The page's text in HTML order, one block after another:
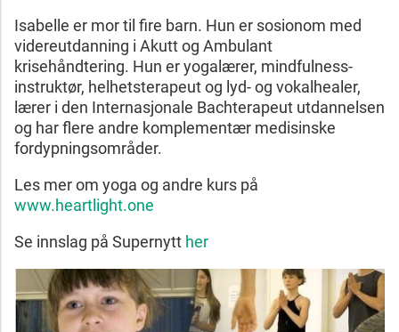
Isabelle er mor til fire barn. Hun er sosionom med
videreutdanning i Akutt og Ambulant
krisehåndtering. Hun er yogalærer, mindfulness-
instruktør, helhetsterapeut og lyd- og vokalhealer,
lærer i den Internasjonale Bachterapeut utdannelsen
og har flere andre komplementær medisinske
fordypningsområder.
Les mer om yoga og andre kurs på
www.heartlight.one
Se innslag på Supernytt her